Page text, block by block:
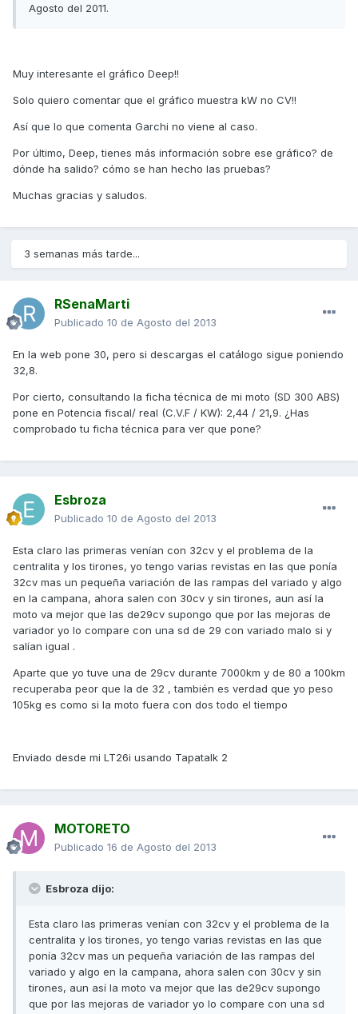
Agosto del 2011.
Muy interesante el gráfico Deep!!
Solo quiero comentar que el gráfico muestra kW no CV!!
Así que lo que comenta Garchi no viene al caso.
Por último, Deep, tienes más información sobre ese gráfico? de
dónde ha salido? cómo se han hecho las pruebas?
Muchas gracias y saludos.
3 semanas más tarde...
RSenaMarti
Publicado 10 de Agosto del 2013
En la web pone 30, pero si descargas el catálogo sigue poniendo
32,8.
Por cierto, consultando la ficha técnica de mi moto (SD 300 ABS)
pone en Potencia fiscal/ real (C.V.F / KW): 2,44 / 21,9. ¿Has
comprobado tu ficha técnica para ver que pone?
Esbroza
Publicado 10 de Agosto del 2013
Esta claro las primeras venían con 32cv y el problema de la
centralita y los tirones, yo tengo varias revistas en las que ponía
32cv mas un pequeña variación de las rampas del variado y algo
en la campana, ahora salen con 30cv y sin tirones, aun así la
moto va mejor que las de29cv supongo que por las mejoras de
variador yo lo compare con una sd de 29 con variado malo si y
salían igual .
Aparte que yo tuve una de 29cv durante 7000km y de 80 a 100km
recuperaba peor que la de 32 , también es verdad que yo peso
105kg es como si la moto fuera con dos todo el tiempo
Enviado desde mi LT26i usando Tapatalk 2
MOTORETO
Publicado 16 de Agosto del 2013
Esbroza dijo:
Esta claro las primeras venían con 32cv y el problema de la
centralita y los tirones, yo tengo varias revistas en las que
ponía 32cv mas un pequeña variación de las rampas del
variado y algo en la campana, ahora salen con 30cv y sin
tirones, aun así la moto va mejor que las de29cv supongo
que por las mejoras de variador yo lo compare con una sd